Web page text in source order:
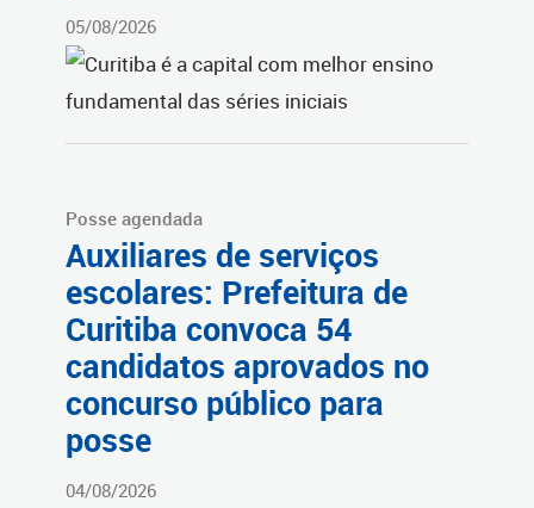
05/08/2026
Posse agendada
Auxiliares de serviços
escolares: Prefeitura de
Curitiba convoca 54
candidatos aprovados no
concurso público para
posse
04/08/2026